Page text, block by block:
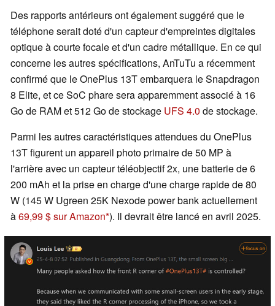
Des rapports antérieurs ont également suggéré que le
téléphone serait doté d'un capteur d'empreintes digitales
optique à courte focale et d'un cadre métallique. En ce qui
concerne les autres spécifications, AnTuTu a récemment
confirmé que le OnePlus 13T embarquera le Snapdragon
8 Elite, et ce SoC phare sera apparemment associé à 16
Go de RAM et 512 Go de stockage UFS 4.0 de stockage.
Parmi les autres caractéristiques attendues du OnePlus
13T figurent un appareil photo primaire de 50 MP à
l'arrière avec un capteur téléobjectif 2x, une batterie de 6
200 mAh et la prise en charge d'une charge rapide de 80
W (145 W Ugreen 25K Nexode power bank actuellement
à69,99 $ sur Amazon ). Il devrait être lancé en avril 2025.